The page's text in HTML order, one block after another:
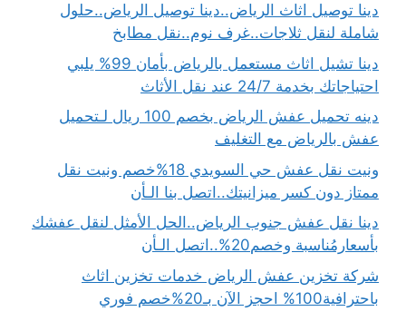
دينا توصيل اثاث الرياض..دينا توصيل الرياض..حلول
شاملة لنقل ثلاجات..غرف نوم..نقل مطابخ
دينا تشيل اثاث مستعمل بالرياض بأمان 99% يلبي
احتياجاتك بخدمة 24/7 عند نقل الأثاث
دينه تحميل عفش الرياض بخصم 100 ريال لـتحميل
عفش بالرياض مع التغليف
ونيت نقل عفش حي السويدي 18%خصم ونيت نقل
ممتاز دون كسر ميزانيتك..اتصل بنا الـأن
دينا نقل عفش جنوب الرياض..الحل الأمثل لنقل عفشك
بأسعارمُناسبة وخصم20%..اتصل الـأن
شركة تخزين عفش الرياض خدمات تخزين اثاث
باحترافية100% احجز الآن بـ20%خصم فوري